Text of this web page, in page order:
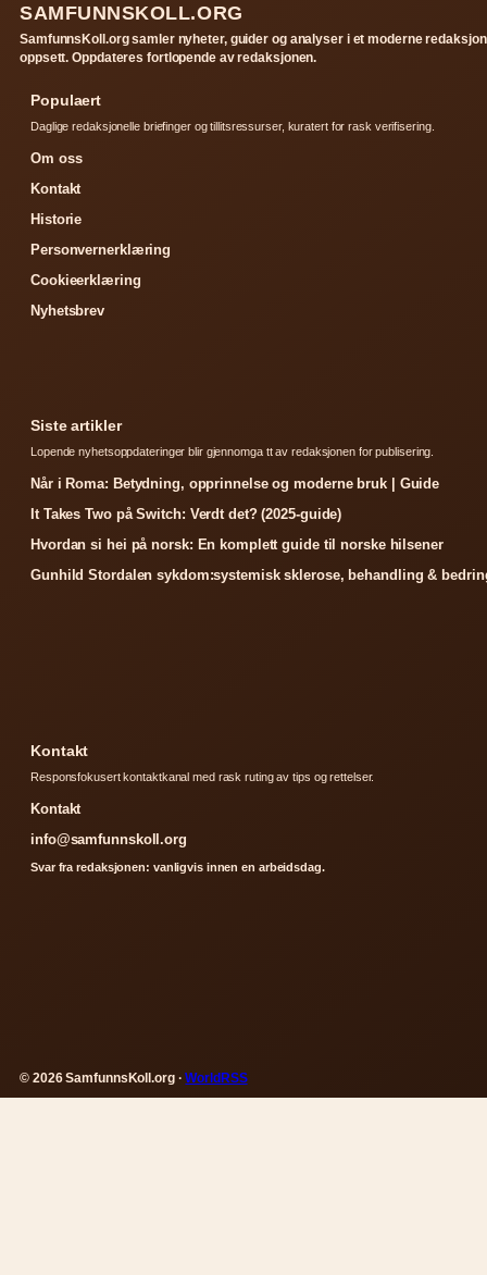
SAMFUNNSKOLL.ORG
SamfunnsKoll.org samler nyheter, guider og analyser i et moderne
oppsett. Oppdateres fortlopende av redaksjonen.
Populaert
Daglige redaksjonelle briefinger og tillitsressurser, kuratert for rask verifisering.
Om oss
Kontakt
Historie
Personvernerklæring
Cookieerklæring
Nyhetsbrev
Siste artikler
Lopende nyhetsoppdateringer blir gjennomga tt av redaksjonen for publisering.
Når i Roma: Betydning, opprinnelse og moderne bruk | Guide
It Takes Two på Switch: Verdt det? (2025-guide)
Hvordan si hei på norsk: En komplett guide til norske hilsener
Gunhild Stordalen sykdom:systemisk sklerose, behandling &
Kontakt
Responsfokusert kontaktkanal med rask ruting av tips og rettelser.
Kontakt
info@samfunnskoll.org
Svar fra redaksjonen: vanligvis innen en arbeidsdag.
© 2026 SamfunnsKoll.org ·WorldRSS